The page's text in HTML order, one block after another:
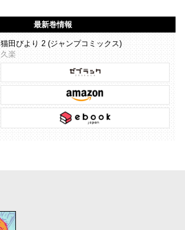
最新巻情報
猫田びより 2 (ジャンプコミックス)
久楽